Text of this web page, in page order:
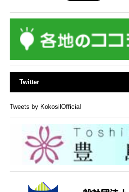
Twitter
Tweets by KokosilOfficial